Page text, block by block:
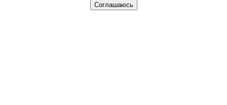
Соглашаюсь